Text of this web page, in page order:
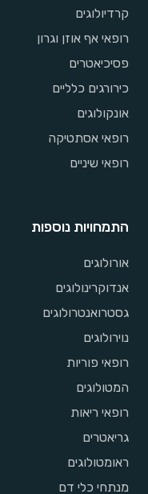
קרדיולוגים
רופאי אף אוזן וגרון
פסיכיאטרים
כירורגים כלליים
אונקולוגים
רופאי אסתטיקה
רופאי שיניים
התמחויות נוספות
אורולוגים
אנדוקרינולוגים
גסטרואנטרולוגים
נוירולוגים
רופאי פוריות
המטולוגים
רופאי ריאות
גריאטרים
ראומטולוגים
מנתחי כלי דם